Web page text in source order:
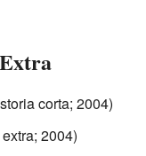
corta; 2004)
2004)